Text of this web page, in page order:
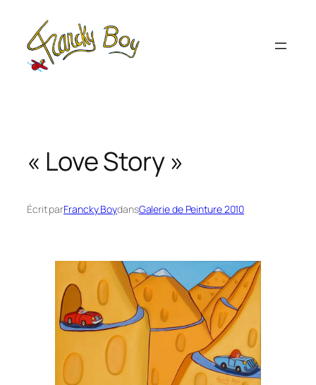
contenu
« Love Story »
Écrit parFrancky BoydansGalerie de Peinture 2010